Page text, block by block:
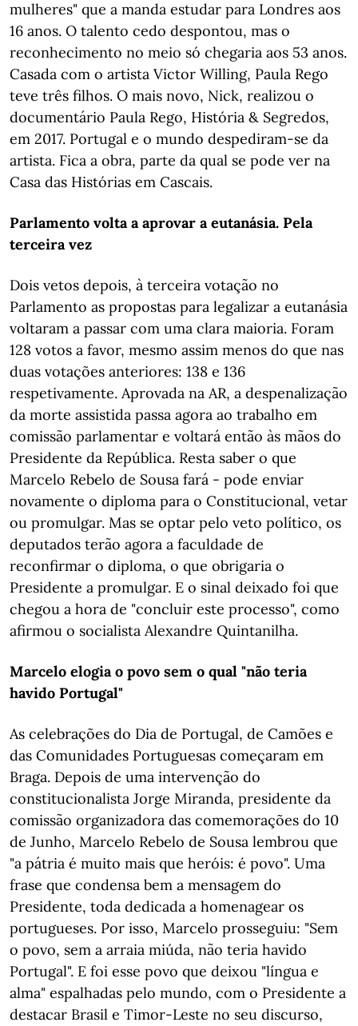
mulheres" que a manda estudar para Londres aos
16 anos. O talento cedo despontou, mas o
reconhecimento no meio só chegaria aos 53 anos.
Casada com o artista Victor Willing, Paula Rego
teve três filhos. O mais novo, Nick, realizou o
documentário Paula Rego, História & Segredos,
em 2017. Portugal e o mundo despediram-se da
artista. Fica a obra, parte da qual se pode ver na
Casa das Histórias em Cascais.
Parlamento volta a aprovar a eutanásia. Pela
terceira vez
Dois vetos depois, à terceira votação no
Parlamento as propostas para legalizar a eutanásia
voltaram a passar com uma clara maioria. Foram
128 votos a favor, mesmo assim menos do que nas
duas votações anteriores: 138 e 136
respetivamente. Aprovada na AR, a despenalização
da morte assistida passa agora ao trabalho em
comissão parlamentar e voltará então às mãos do
Presidente da República. Resta saber o que
Marcelo Rebelo de Sousa fará - pode enviar
novamente o diploma para o Constitucional, vetar
ou promulgar. Mas se optar pelo veto político, os
deputados terão agora a faculdade de
reconfirmar o diploma, o que obrigaria o
Presidente a promulgar. E o sinal deixado foi que
chegou a hora de "concluir este processo", como
afirmou o socialista Alexandre Quintanilha.
Marcelo elogia o povo sem o qual "não teria
havido Portugal"
As celebrações do Dia de Portugal, de Camões e
das Comunidades Portuguesas começaram em
Braga. Depois de uma intervenção do
constitucionalista Jorge Miranda, presidente da
comissão organizadora das comemorações do 10
de Junho, Marcelo Rebelo de Sousa lembrou que
"a pátria é muito mais que heróis: é povo". Uma
frase que condensa bem a mensagem do
Presidente, toda dedicada a homenagear os
portugueses. Por isso, Marcelo prosseguiu: "Sem
o povo, sem a arraia miúda, não teria havido
Portugal". E foi esse povo que deixou "língua e
alma" espalhadas pelo mundo, com o Presidente a
destacar Brasil e Timor-Leste no seu discurso,